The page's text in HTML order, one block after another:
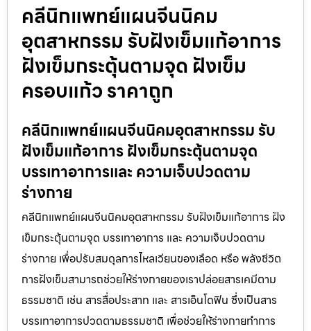
คลีนิกแพทย์แผนจีนนิคม
อุตสาหกรรม รับฝังเข็มแก้อาการ
ฝังเข็มกระตุ้นตามจุด ฝังเข็ม
ครอบแก้ว ราคาถูก
คลีนิกแพทย์แผนจีนนิคมอุตสาหกรรม รับ
ฝังเข็มแก้อาการ ฝังเข็มกระตุ้นตามจุด
บรรเทาอาการและ ความเจ็บปวดตาม
ร่างกาย
คลีนิกแพทย์แผนจีนนิคมอุตสาหกรรม รับฝังเข็มแก้อาการ ฝัง
เข็มกระตุ้นตามจุด บรรเทาอาการ และ ความเจ็บปวดตาม
ร่างกาย เพื่อปรับสมดุลการไหลเวียนของเลือด หรือ พลังชีวิต
การฝังเข็มสามารถช่วยให้ร่างกายของเราปล่อยสารเคมีตาม
ธรรมชาติ เช่น สารสื่อประสาท และ สารเอ็นโดฟิน ซึ่งเป็นสาร
บรรเทาอาการปวดตามธรรมชาติ เพื่อช่วยให้ร่างกายทำการ